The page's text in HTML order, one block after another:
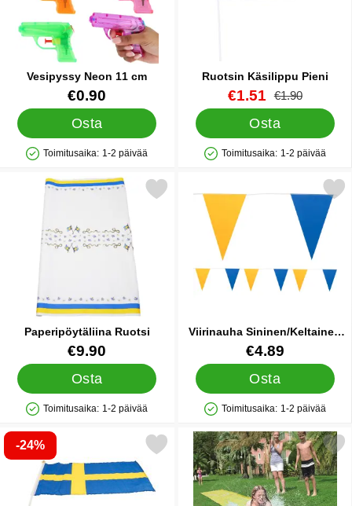
Vesipyssy Neon 11 cm
Tuote.nro 91583
€0.90
Osta
Saatavuus: Varastossa
Toimitusaika: 1-2 päivää
Ruotsin Käsilippu Pieni
Tuote.nro 27940uusi hinta
€1.51 vanha hinta
€1.90
Osta
Saatavuus: Varastossa
Toimitusaika: 1-2 päivää
Paperipöytäliina Ruotsi
Tuote.nro 12885
€9.90
Osta
Saatavuus: Varastossa
Toimitusaika: 1-2 päivää
Merkitse paperipöytäliina Ruotsi suosikiksi
Viirinauha Sininen/Keltainen
10m
Tuote.nro 87117€4.89
Osta
Saatavuus: Varastossa
Toimitusaika: 1-2 päivää
Merkitse viirinauha Sininen/
-24% Merkitse ruotsin Käsilippu suosikiksiMerkitse vesiliukumäki